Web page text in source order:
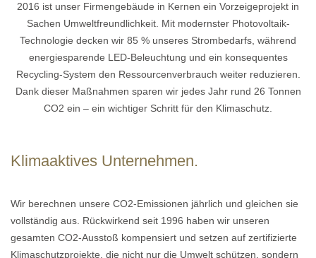
2016 ist unser Firmengebäude in Kernen ein Vorzeigeprojekt in
Sachen Umweltfreundlichkeit. Mit modernster Photovoltaik-
Technologie decken wir 85 % unseres Strombedarfs, während
energiesparende LED-Beleuchtung und ein konsequentes
Recycling-System den Ressourcenverbrauch weiter reduzieren.
Dank dieser Maßnahmen sparen wir jedes Jahr rund 26 Tonnen
CO2 ein – ein wichtiger Schritt für den Klimaschutz.
Klimaaktives Unternehmen.
Wir berechnen unsere CO2-Emissionen jährlich und gleichen sie
vollständig aus. Rückwirkend seit 1996 haben wir unseren
gesamten CO2-Ausstoß kompensiert und setzen auf zertifizierte
Klimaschutzprojekte, die nicht nur die Umwelt schützen, sondern